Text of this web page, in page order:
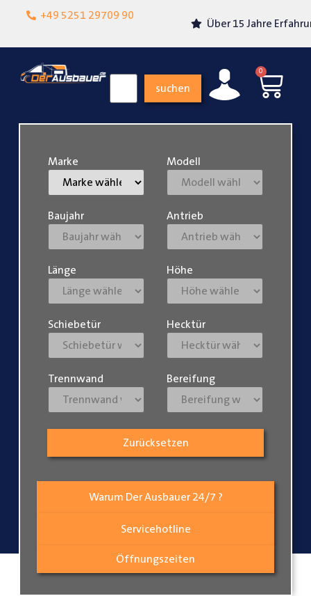
+49 5251 29709 90
Lokalgeschäft in
Über 15 Jahre Erfahrung
suchen
0
Warum Der Ausbauer 24/7 ?
Servicehotline
Öffnungszeiten
Marke Modell
Baujahr Antrieb
Länge Höhe
Schiebetür Hecktür
Trennwand Bereifung
Zurücksetzen